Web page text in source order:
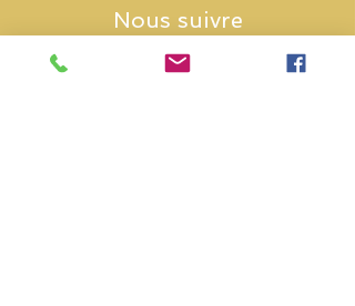
Nous suivre